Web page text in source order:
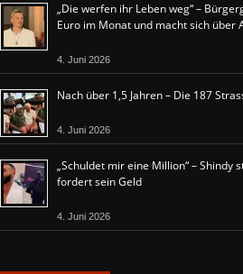
„Die werfen ihr Leben weg“ –
Euro im Monat und macht sich über
4. Juni 2026
Nach über 1,5 Jahren – Die 187
4. Juni 2026
„Schuldet mir eine Million“ – Shindy
fordert sein Geld
4. Juni 2026